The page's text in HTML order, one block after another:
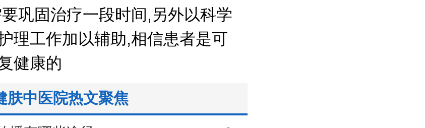
巩固治疗一段时间,另外以科学
理工作加以辅助,相信患者是可
健康的
肤中医院热文聚焦